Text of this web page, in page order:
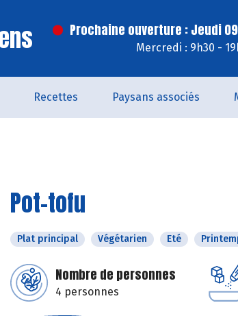
Prochaine ouverture : Jeudi
Mercredi : 9h30 -
Recettes Paysans associés
Pot-tofu
Plat principal Végétarien Eté
Nombre de personnes
4 personnes